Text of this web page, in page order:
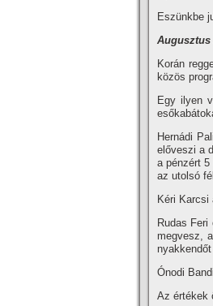
Eszünkbe
Augusztus
Korán
közös
Egy ilyen
Hernádi
előveszi a
a pénzért
az utolsó
Kéri
Rudas
megvesz,
Ónodi
Az értékek